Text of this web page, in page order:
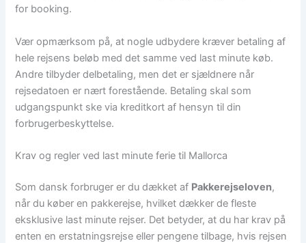
for booking.
Vær opmærksom på, at nogle udbydere kræver betaling af
hele rejsens beløb med det samme ved last minute køb.
Andre tilbyder delbetaling, men det er sjældnere når
rejsedatoen er nært forestående. Betaling skal som
udgangspunkt ske via kreditkort af hensyn til din
forbrugerbeskyttelse.
Krav og regler ved last minute ferie til Mallorca
Som dansk forbruger er du dækket af Pakkerejseloven,
når du køber en pakkerejse, hvilket dækker de fleste
eksklusive last minute rejser. Det betyder, at du har krav på
enten en erstatningsrejse eller pengene tilbage, hvis rejsen